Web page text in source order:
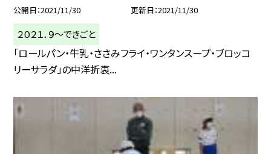
公開日 2021/11/30 更新日 2021/11/30
２０２１．９〜できごと
「ロールパン・牛乳・ささみフライ・ワンタンスープ・ブロッコ
リーサラダ」の中洋折衷...